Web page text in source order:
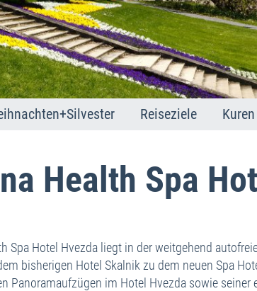
Reiseziele
Karlsbad
Franzensbad
St. Joachimsthal
Kuren
Health Spa
Spa Hotel Hvezda liegt in der weitgehend
bisherigen Hotel Skalnik zu dem neuen Spa
Panoramaufzügen im Hotel Hvezda sowie